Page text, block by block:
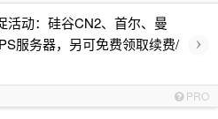
活动：硅谷CN2、首尔、曼
服务器，另可免费领取续费/
›
PRO